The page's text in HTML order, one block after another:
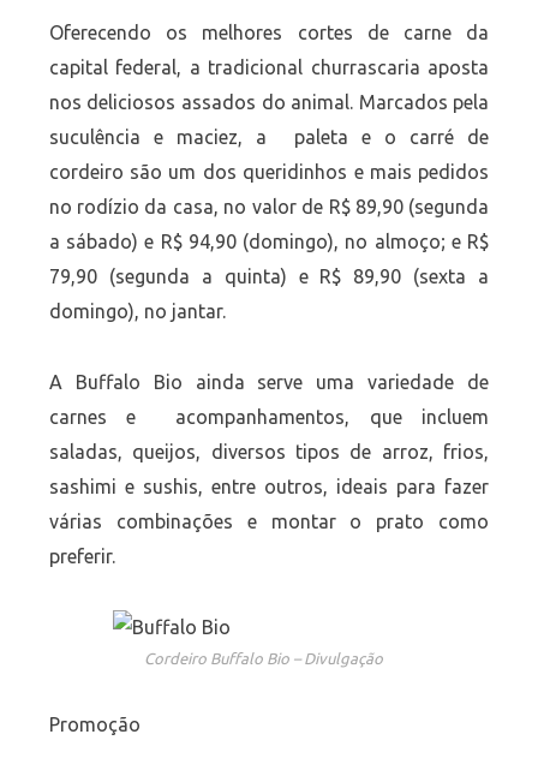
Oferecendo os melhores cortes de carne da
capital federal, a tradicional churrascaria aposta
nos deliciosos assados do animal. Marcados pela
suculência e maciez, a paleta e o carré de
cordeiro são um dos queridinhos e mais pedidos
no rodízio da casa, no valor de R$ 89,90 (segunda
a sábado) e R$ 94,90 (domingo), no almoço; e R$
79,90 (segunda a quinta) e R$ 89,90 (sexta a
domingo), no jantar.
A Buffalo Bio ainda serve uma variedade de
carnes e acompanhamentos, que incluem
saladas, queijos, diversos tipos de arroz, frios,
sashimi e sushis, entre outros, ideais para fazer
várias combinações e montar o prato como
preferir.
Cordeiro Buffalo Bio – Divulgação
Promoção